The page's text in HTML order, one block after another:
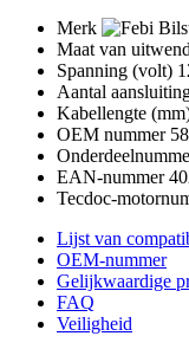
Merk
Maat van
Spanning (volt)
Aantal
Kabellengte
OEM nummer
EAN-nummer
Tecdoc-
Lijst van
OEM-nummer
Gelijkwaardige
FAQ
Veiligheid